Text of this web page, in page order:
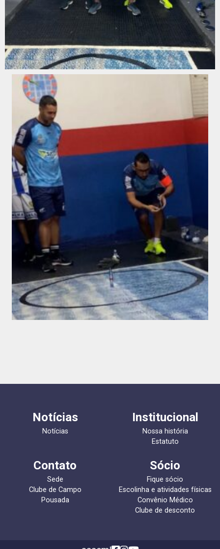
Notícias
Notícias
Institucional
Nossa história
Estatuto
Contato
Sede
Clube de Campo
Pousada
Sócio
Fique sócio
Escolinha e atividades físicas
Convênio Médico
Clube de desconto